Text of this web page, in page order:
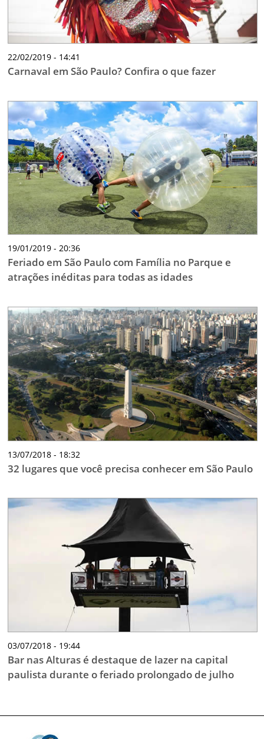
22/02/2019 - 14:41
Carnaval em São Paulo? Confira o que fazer
19/01/2019 - 20:36
Feriado em São Paulo com Família no Parque e
atrações inéditas para todas as idades
13/07/2018 - 18:32
32 lugares que você precisa conhecer em São Paulo
03/07/2018 - 19:44
Bar nas Alturas é destaque de lazer na capital
paulista durante o feriado prolongado de julho